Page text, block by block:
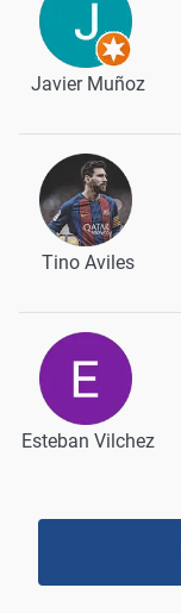
Javier Muñoz
Tino Aviles
Esteban Vilchez